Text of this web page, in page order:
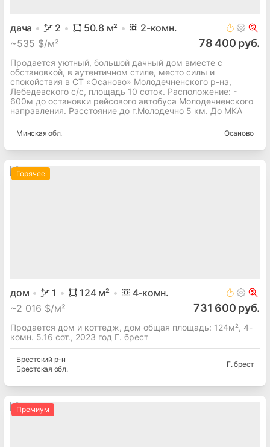
дача 2 50.8 м² 2-комн.
~535 $/м² 78 400 руб.
Продается уютный, большой дачный дом вместе с
обстановкой, в аутентичном стиле, место силы и
спокойствия в СТ «Осаново» Молодечненского р-на,
Лебедевского с/с, площадь 10 соток. Расположение: -
600м до остановки рейсового автобуса Молодечненского
направления. Расстояние до г.Молодечно 5 км. До МКА
Минская обл. Осаново
Горячее
дом 1 124м² 4-комн.
~2 016 $/м² 731 600 руб.
Продается дом и коттедж, дом общая площадь: 124м², 4-
комн. 5.16 сот., 2023 год Г. брест
Брестский р-н
Брестская обл.
Г. брест
Премиум